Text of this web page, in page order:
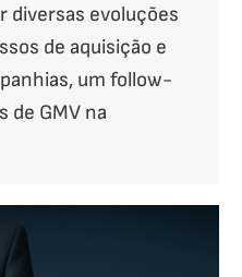
diversas evoluções
de aquisição e
um follow-
de GMV na